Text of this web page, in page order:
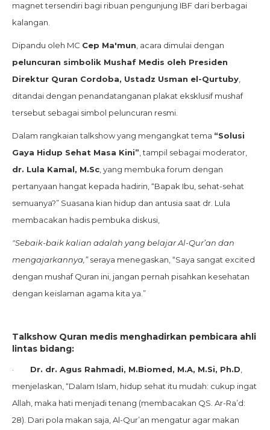
magnet tersendiri bagi ribuan pengunjung IBF dari berbagai
kalangan.
Dipandu oleh MC Cep Ma'mun, acara dimulai dengan
peluncuran simbolik Mushaf Medis oleh Presiden
Direktur Quran Cordoba, Ustadz Usman el-Qurtuby,
ditandai dengan penandatanganan plakat eksklusif mushaf
tersebut sebagai simbol peluncuran resmi.
Dalam rangkaian talkshow yang mengangkat tema “Solusi
Gaya Hidup Sehat Masa Kini”, tampil sebagai moderator,
dr. Lula Kamal, M.Sc, yang membuka forum dengan
pertanyaan hangat kepada hadirin, “Bapak Ibu, sehat-sehat
semuanya?” Suasana kian hidup dan antusia saat dr. Lula
membacakan hadis pembuka diskusi,
"Sebaik-baik kalian adalah yang belajar Al-Qur’an dan
mengajarkannya,”seraya menegaskan, “Saya sangat excited
dengan mushaf Quran ini, jangan pernah pisahkan kesehatan
dengan keislaman agama kita ya.”
Talkshow Quran medis menghadirkan pembicara ahli
lintas bidang:
· Dr. dr. Agus Rahmadi, M.Biomed, M.A, M.Si, Ph.D,
menjelaskan, “Dalam Islam, hidup sehat itu mudah: cukup ingat
Allah, maka hati menjadi tenang (membacakan QS. Ar-Ra’d:
28). Dari pola makan saja, Al-Qur’an mengatur agar makan